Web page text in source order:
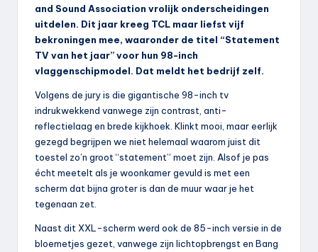
and Sound Association vrolijk onderscheidingen
uitdelen. Dit jaar kreeg TCL maar liefst vijf
bekroningen mee, waaronder de titel “Statement
TV van het jaar” voor hun 98-inch
vlaggenschipmodel. Dat meldt het bedrijf zelf.
Volgens de jury is die gigantische 98-inch tv
indrukwekkend vanwege zijn contrast, anti-
reflectielaag en brede kijkhoek. Klinkt mooi, maar eerlijk
gezegd begrijpen we niet helemaal waarom juist dit
toestel zo’n groot “statement” moet zijn. Alsof je pas
écht meetelt als je woonkamer gevuld is met een
scherm dat bijna groter is dan de muur waar je het
tegenaan zet.
Naast dit XXL-scherm werd ook de 85-inch versie in de
bloemetjes gezet, vanwege zijn lichtopbrengst en Bang